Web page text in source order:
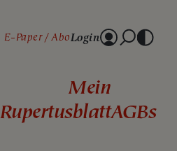
E-Paper AboLogin
Mein
RupertusblattAGBs